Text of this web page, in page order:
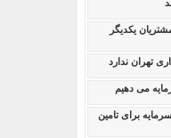
یکدیگر
تهران ندارد
می دهیم
برای تامین